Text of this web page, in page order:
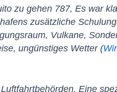
zu gehen 787, Es war
zusätzliche
Vulkane,
ungünstiges Wetter (
Eine